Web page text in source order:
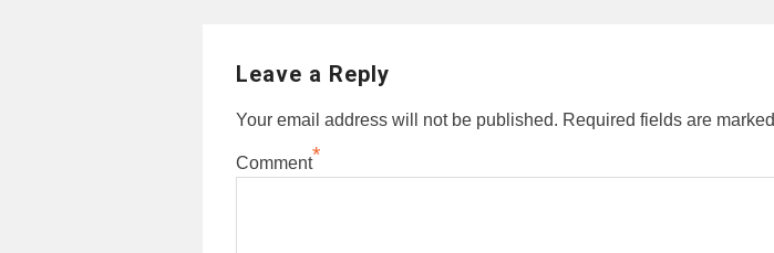
Leave a Reply
Your email address will not be published. Required fields are marked
Comment*